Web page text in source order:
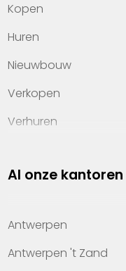
Kopen
Huren
Nieuwbouw
Verkopen
Verhuren
Property management
Kennis van wonen
Kantoren
Al onze kantoren
Antwerpen
Antwerpen 't Zand